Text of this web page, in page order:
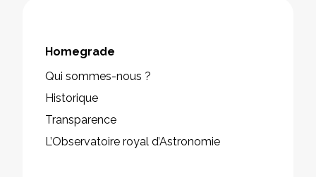
Homegrade
Qui sommes-nous ?
Historique
Transparence
L’Observatoire royal d’Astronomie